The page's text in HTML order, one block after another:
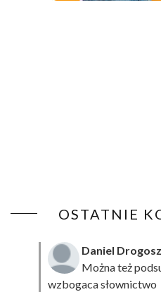
OSTATNIE
Daniel Drogosz
Można też
wzbogaca słownictwo